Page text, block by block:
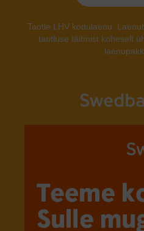
Taotle LHV kodulaenu.
taotluse täitmist koheselt